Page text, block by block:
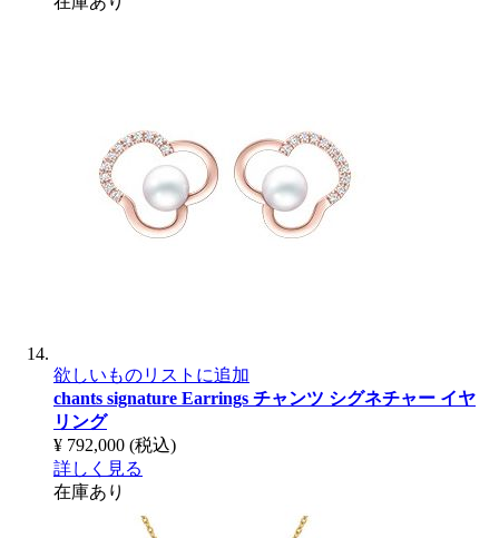
欲しいものリストに追加
chants signature Earrings チャンツ シグネチャー イヤ
リング
¥ 792,000 (税込)
詳しく見る
在庫あり